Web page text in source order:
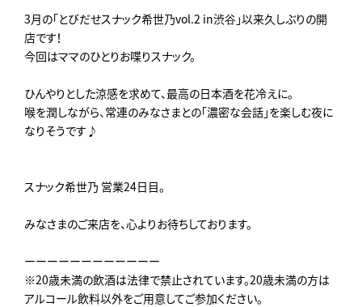
3月の「とびだせスナック希世乃vol.2 in渋谷」以来久しぶりの開
店です！
今回はママのひとりお喋りスナック。
ひんやりとした涼感を求めて、最高の日本酒を花冷えに。
喉を潤しながら、常連のみなさまとの「濃密な会話」を楽しむ夜に
なりそうです♪
スナック希世乃 営業24日目。
みなさまのご来店を、心よりお待ちしております。
ーーーーーーーーーーーー
※20歳未満の飲酒は法律で禁止されています。20歳未満の方は
アルコール飲料以外をご用意してご参加ください。